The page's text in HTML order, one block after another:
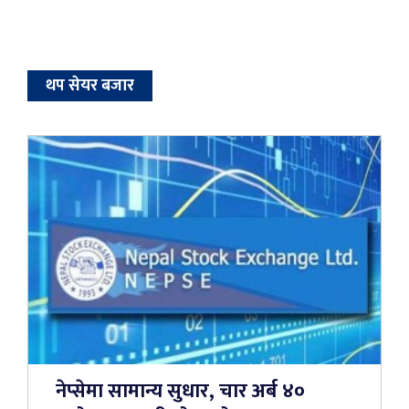
थप सेयर बजार
नेप्सेमा सामान्य सुधार, चार अर्ब ४०